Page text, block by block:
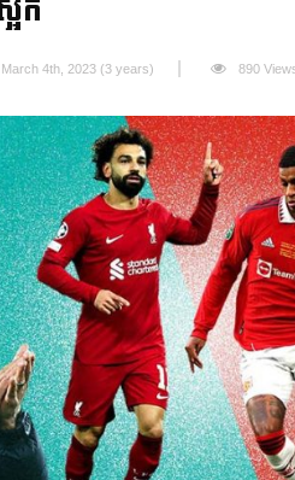
ក
March 4th, 2023 (3 years) 890